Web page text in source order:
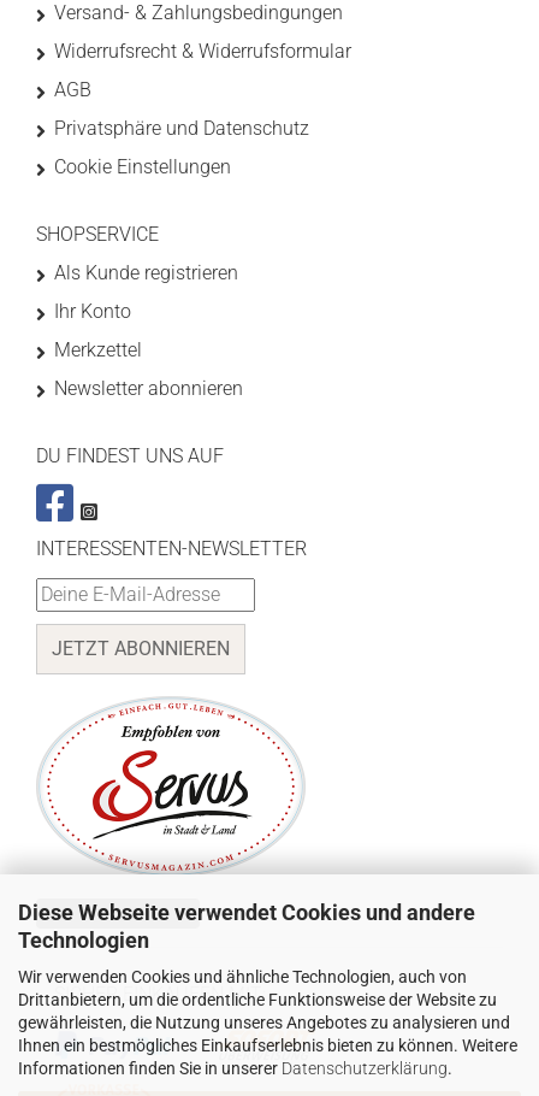
Diese Webseite verwendet Cookies und andere
Technologien
Wir verwenden Cookies und ähnliche Technologien, auch von
Drittanbietern, um die ordentliche Funktionsweise der Website zu
gewährleisten, die Nutzung unseres Angebotes zu analysieren und
Ihnen ein bestmögliches Einkaufserlebnis bieten zu können. Weitere
Informationen finden Sie in unserer Datenschutzerklärung.
Versand- & Zahlungsbedingungen
Widerrufsrecht & Widerrufsformular
AGB
Privatsphäre und Datenschutz
Cookie Einstellungen
SHOPSERVICE
Als Kunde registrieren
Ihr Konto
Merkzettel
Newsletter abonnieren
DU FINDEST UNS AUF
INTERESSENTEN-NEWSLETTER
JETZT ABONNIEREN
Vertrag widerrufen
SICHER EINKAUFEN MIT: